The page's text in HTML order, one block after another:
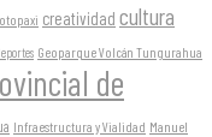
creatividad cultura
Geoparque Volcán Tungurahua
de
Infraestructura y Vialidad Manuel